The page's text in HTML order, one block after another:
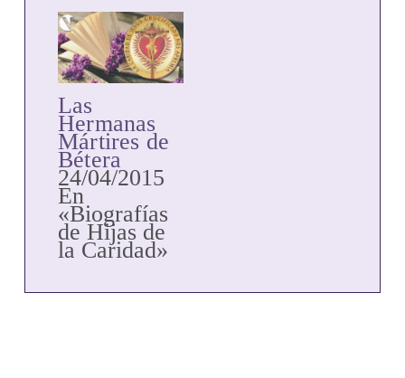
Las
Hermanas
Mártires de
Bétera
24/04/2015
En
«Biografías
de Hijas de
la Caridad»